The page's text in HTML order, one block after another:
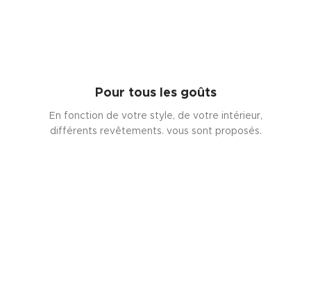
Pour tous les goûts
En fonction de votre style, de votre intérieur,
différents revêtements. vous sont proposés.